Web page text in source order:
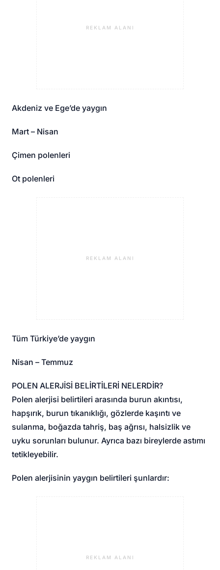
REKLAM ALANI
Akdeniz ve Ege’de yaygın
Mart – Nisan
Çimen polenleri
Ot polenleri
REKLAM ALANI
Tüm Türkiye’de yaygın
Nisan – Temmuz
POLEN ALERJİSİ BELİRTİLERİ NELERDİR?
Polen alerjisi belirtileri arasında burun akıntısı,
hapşırık, burun tıkanıklığı, gözlerde kaşıntı ve
sulanma, boğazda tahriş, baş ağrısı, halsizlik ve
uyku sorunları bulunur. Ayrıca bazı bireylerde astımı
tetikleyebilir.
Polen alerjisinin yaygın belirtileri şunlardır:
REKLAM ALANI